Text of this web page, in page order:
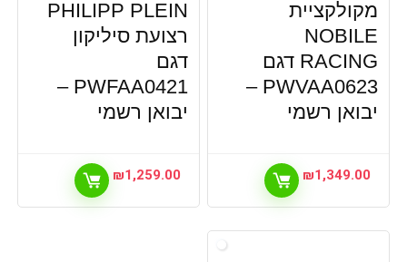
מקולקציית
NOBILE
RACING דגם
PWVAA0623 –
יבואן רשמי
₪1,349.00
PHILIPP PLEIN
רצועת סיליקון
דגם
PWFAA0421 –
יבואן רשמי
₪1,259.00